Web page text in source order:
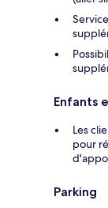
Enfants
Les
pour
Parking